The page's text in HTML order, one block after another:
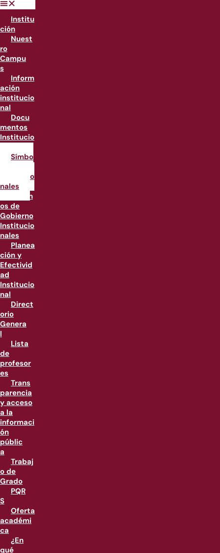
Institu
ción
Nuest
ro
Campu
s
Inform
ación
institucio
nal
Docu
mentos
Institucio
Símbo
institucio
nales
Órgan
os de
Gobierno
Institucio
nales
Planea
ción y
Efectivid
ad
Institucio
nal
Direct
orio
Genera
l
Lista
de
profesor
es
Trans
parencia
y acceso
a la
informaci
ón
públic
a
Trabaj
o de
Grado
PQR
S
Oferta
académi
ca
¿En
qué